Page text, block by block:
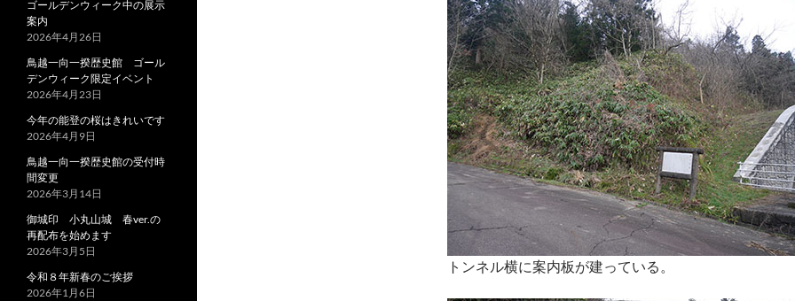
トンネル横に案内板が建っている。
ゴールデンウィーク中の展示
案内
2026年4月26日
鳥越一向一揆歴史館 ゴール
デンウィーク限定イベント
2026年4月23日
今年の能登の桜はきれいです
2026年4月9日
鳥越一向一揆歴史館の受付時
間変更
2026年3月14日
御城印 小丸山城 春ver.の
再配布を始めます
2026年3月5日
令和８年新春のご挨拶
2026年1月6日